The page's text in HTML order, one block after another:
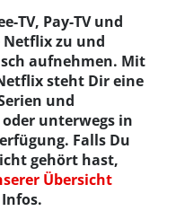
TV, Pay-TV und
Netflix zu und
aufnehmen. Mit
steht Dir eine
und
unterwegs in
Falls Du
gehört hast,
Übersicht